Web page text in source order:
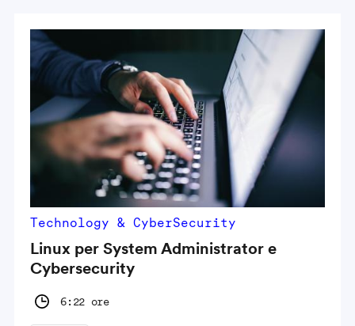
Technology & CyberSecurity
Linux per System Administrator e
Cybersecurity
6:22 ore